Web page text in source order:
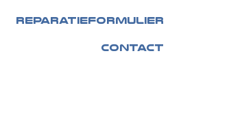
REPARATIEFORMULIER
CONTACT